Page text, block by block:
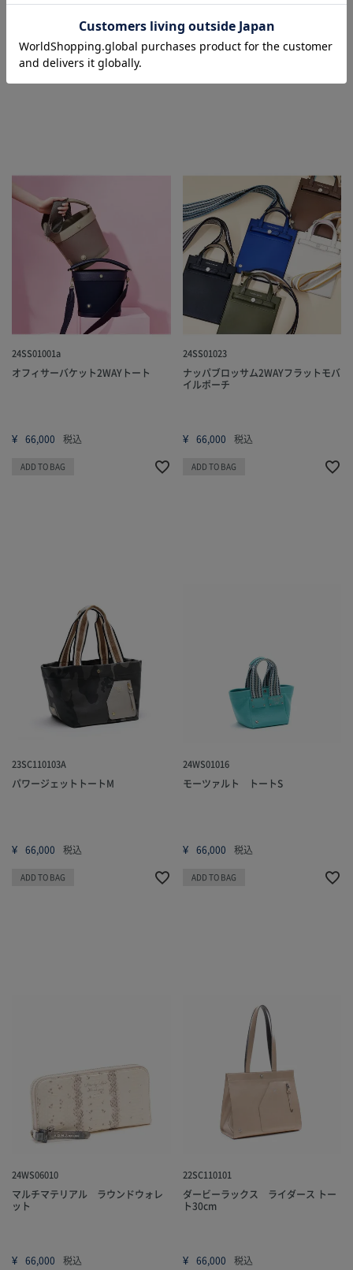
税込 ¥ 66,000 税込
ADD TO BAG
24SS01001a
オフィサーバケット2WAYトート
¥ 66,000 税込
ADD TO BAG
24SS01023
ナッパブロッサム2WAYフラットモバ
イルポーチ
¥ 66,000 税込
ADD TO BAG
23SC110103A
パワージェットトートM
¥ 66,000 税込
ADD TO BAG
24WS01016
モーツァルト トートS
¥ 66,000 税込
ADD TO BAG
24WS06010
マルチマテリアル ラウンドウォレ
ット
¥ 66,000 税込
22SC110101
ダービーラックス ライダース トー
ト30cm
¥ 66,000 税込